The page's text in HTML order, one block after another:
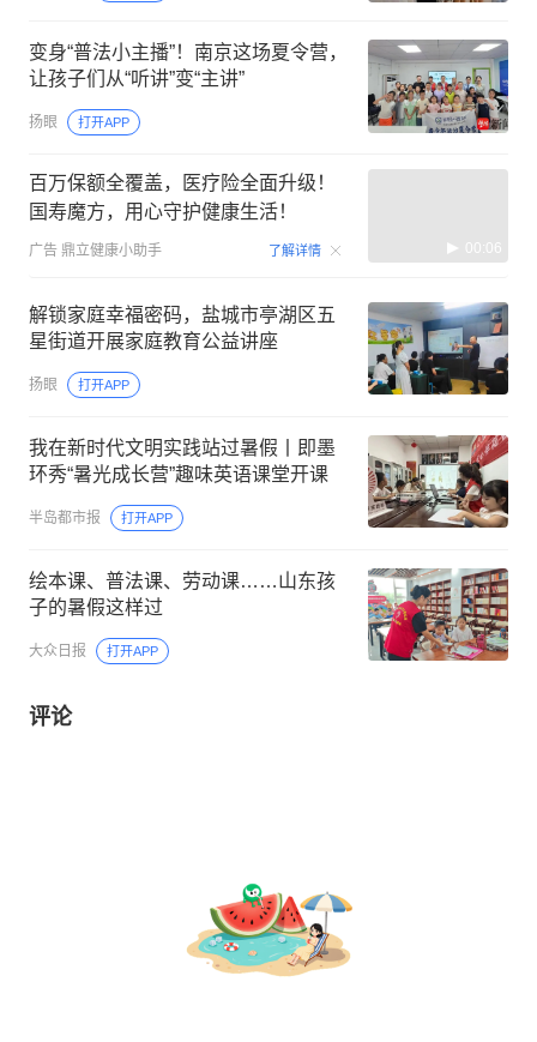
变身“普法小主播”！南京这场夏令营，
让孩子们从“听讲”变“主讲”
扬眼 打开APP
百万保额全覆盖，医疗险全面升级！
国寿魔方，用心守护健康生活！
广告 鼎立健康小助手 了解详情 00:06
解锁家庭幸福密码，盐城市亭湖区五
星街道开展家庭教育公益讲座
扬眼 打开APP
我在新时代文明实践站过暑假丨即墨
环秀“暑光成长营”趣味英语课堂开课
半岛都市报 打开APP
绘本课、普法课、劳动课……山东孩
子的暑假这样过
大众日报 打开APP
评论